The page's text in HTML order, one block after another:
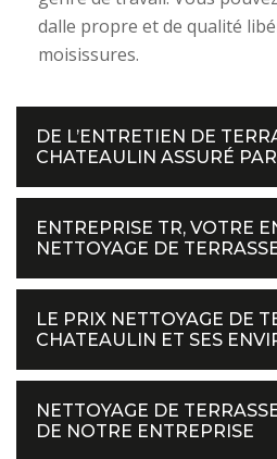
dalle propre et de qualité
moisissures.
DE L’ENTRETIEN DE
CHATEAULIN ASSURÉ
ENTREPRISE TR, VOTRE
NETTOYAGE DE
LE PRIX NETTOYAGE DE
CHATEAULIN ET SES
NETTOYAGE DE
DE NOTRE ENTREPRISE